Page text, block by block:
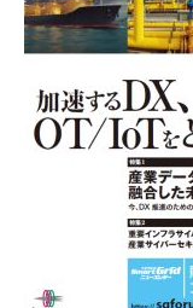
インプ
Vol.1